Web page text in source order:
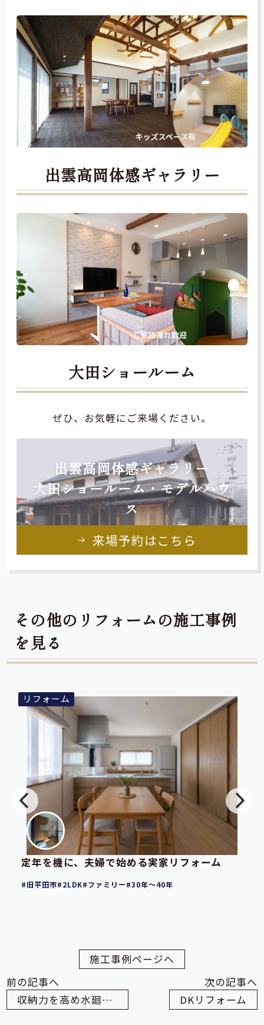
出雲高岡体感ギャラリー
大田ショールーム
ぜひ、お気軽にご来場ください。
出雲高岡体感ギャラリー
大田ショールーム・モデルハウ
ス
来場予約はこちら
その他のリフォームの施工事例
を見る
リフォーム
定年を機に、夫婦で始める実家リフォーム
旧平田市 2LDK ファミリー 30年～40年
施工事例ページへ
前の記事へ
収納力を高め水廻りを一新マンションリフォーム
次の記事へ
DKリフォーム